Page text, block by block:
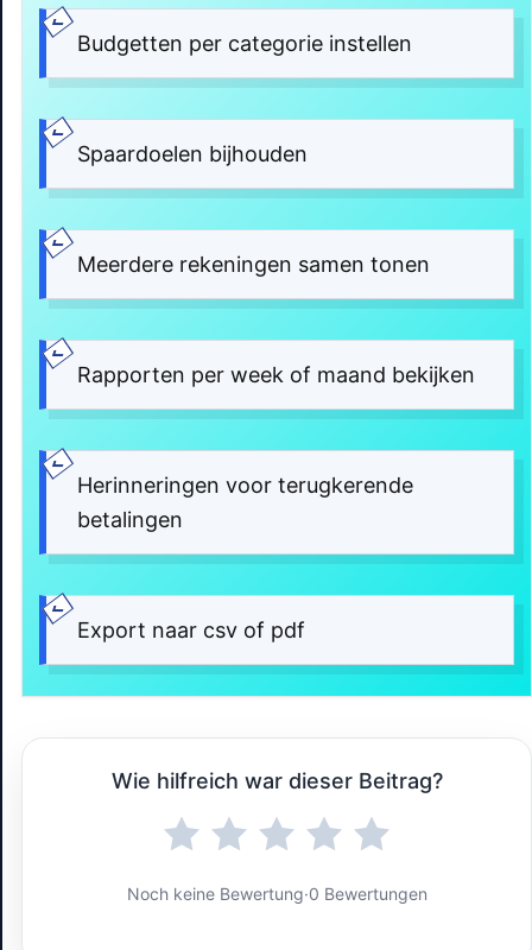
Budgetten per categorie instellen
Spaardoelen bijhouden
Meerdere rekeningen samen tonen
Rapporten per week of maand bekijken
Herinneringen voor terugkerende
betalingen
Export naar csv of pdf
Wie hilfreich war dieser Beitrag?
Noch keine Bewertung·0 Bewertungen